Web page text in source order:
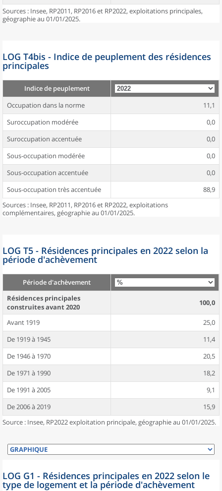
Sources : Insee, RP2011, RP2016 et RP2022, exploitations principales,
géographie au 01/01/2025.
LOG T4bis - Indice de peuplement des résidences
principales
Indice de peuplement
Occupation dans la norme
11,1
Suroccupation modérée
0,0
Suroccupation accentuée
0,0
Sous-occupation modérée
0,0
Sous-occupation accentuée
0,0
Sous-occupation très accentuée
88,9
Sources : Insee, RP2011, RP2016 et RP2022, exploitations
complémentaires, géographie au 01/01/2025.
LOG T5 - Résidences principales en 2022 selon la
période d'achèvement
Période d'achèvement
Résidences principales
construites avant 2020
100,0
Avant 1919
25,0
De 1919 à 1945
11,4
De 1946 à 1970
20,5
De 1971 à 1990
18,2
De 1991 à 2005
9,1
De 2006 à 2019
15,9
Source : Insee, RP2022 exploitation principale, géographie au 01/01/2025.
LOG G1 - Résidences principales en 2022 selon le
type de logement et la période d'achèvement